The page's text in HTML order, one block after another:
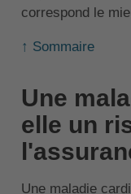
correspond le
↑ Sommaire
Une
elle un
Une maladie